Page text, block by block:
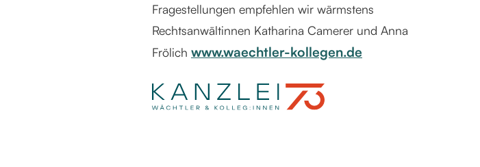
Fragestellungen empfehlen wir wärmstens
Rechtsanwältinnen Katharina Camerer und Anna
Frölich www.waechtler-kollegen.de